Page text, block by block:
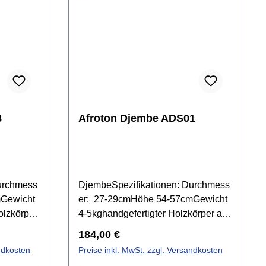
Afroton Djembe ADS01
DjembeSpezifikationen: Durchmess
er: 27-29cmHöhe 54-57cmGewicht
4-5kghandgefertigter Holzkörper aus
StammZiegenfellprofessionelle
stimmbare Bespannung aus
Regulärer Preis:
184,00 €
Preise inkl. MwSt. zzgl. Versandkosten